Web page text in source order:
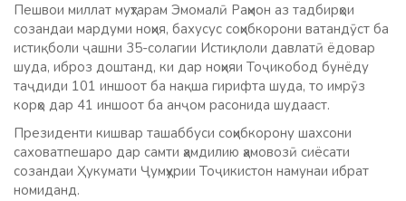
Пешвои миллат муҳтарам Эмомалӣ Раҳмон аз тадбирҳои
созандаи мардуми ноҳия, бахусус соҳибкорони ватандӯст ба
истиқболи ҷашни 35-солагии Истиқлоли давлатӣ ёдовар
шуда, иброз доштанд, ки дар ноҳияи Тоҷикобод бунёду
таҷдиди 101 иншоот ба нақша гирифта шуда, то имрӯз
корҳо дар 41 иншоот ба анҷом расонида шудааст.
Президенти кишвар ташаббуси соҳибкорону шахсони
саховатпешаро дар самти ҳамдилию ҳамовозӣ сиёсати
созандаи Ҳукумати Ҷумҳурии Тоҷикистон намунаи ибрат
номиданд.